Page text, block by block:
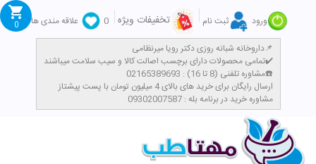
ورود ثبت نام تخفیفات ویژه 0
علاقه مندی ها
داروخانه شبانه روزی دکتر رویا میرنظامی📌
تمامی محصولات دارای برچسب اصالت کالا و سیب سلامت میباشند✔️
مشاوره تلفنی (8 تا 16) : 02165389693☎️
​ارسال رایگان برای خرید های بالای 4 میلیون تومان با پست پیشتاز
مشاوره خرید در برنامه بله : 09302007587
0